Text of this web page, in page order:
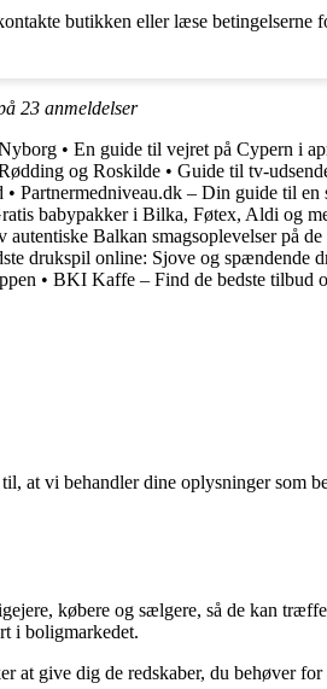
butikken eller læse betingelserne
23 anmeldelser
• En guide til vejret på Cypern i
og Roskilde • Guide til tv-
• Partnermedniveau.dk – Din guide til en
babypakker i Bilka, Føtex, Aldi og
autentiske Balkan smagsoplevelser på de
drukspil online: Sjove og spændende
• BKI Kaffe – Find de bedste tilbud
at vi behandler dine oplysninger som
købere og sælgere, så de kan
i boligmarkedet.
give dig de redskaber, du behøver for